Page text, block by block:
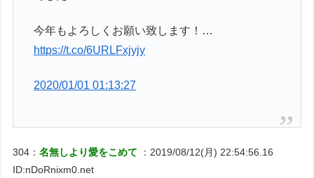
今年もよろしくお願い致します！…
https://t.co/6URLFxjyjy
2020/01/01 01:13:27
304：名無しより愛をこめて
：2019/08/12(月) 22:54:56.16
ID:nDoRnixm0.net